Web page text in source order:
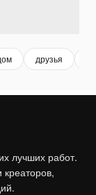
друзья
лучших работ.